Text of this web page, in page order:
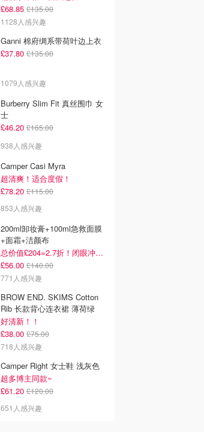
£68.85 £135.00
1128人感兴趣
Ganni 棉府绸系带荷叶边上衣
£37.80 £135.00
1079人感兴趣
Burberry Slim Fit 真丝围巾 女
士
£46.20 £165.00
938人感兴趣
Camper Casi Myra
超清爽！适合度假！
£78.20 £115.00
853人感兴趣
200ml卸妆膏+100ml急救面膜
+面霜+洁颜布
总价值£204=2.7折！闭眼冲这套！
£56.00 £140.00
771人感兴趣
BROW END. SKIMS Cotton
Rib 长款背心连衣裙 薄荷绿
好清新！！
£38.00 £75.00
718人感兴趣
Camper Right 女士鞋 浅灰色
超多博主同款~
£61.20 £120.00
651人感兴趣